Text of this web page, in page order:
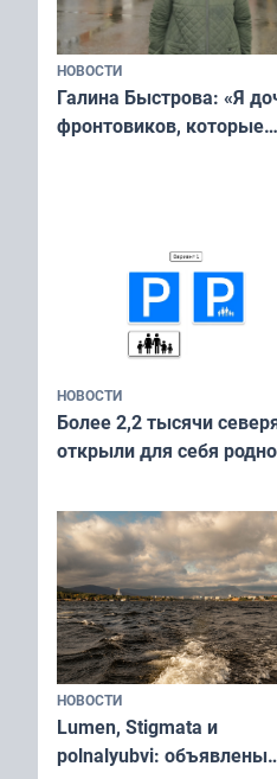
НОВОСТИ
Галина Быстрова: «Я
фронтовиков, которые
НОВОСТИ
Более 2,2 тысячи
открыли для себя
«Туризм для своих»
НОВОСТИ
Lumen, Stigmata и
polnalyubvi: объявлены